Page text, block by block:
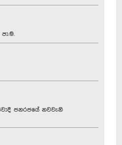
ජනරජයේ නවවැනි